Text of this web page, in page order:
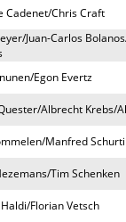
Cadenet/Chris Craft
Juan-Carlos
Egon Evertz
Albrecht Krebs/
Manfred Schurti
Tim Schenken
Florian Vetsch